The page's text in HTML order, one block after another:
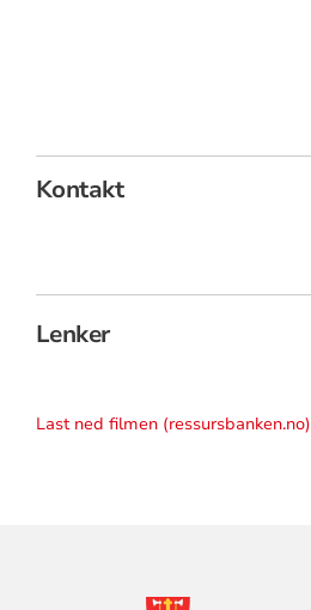
Kontakt
Lenker
Last ned filmen (ressursbanken.no)